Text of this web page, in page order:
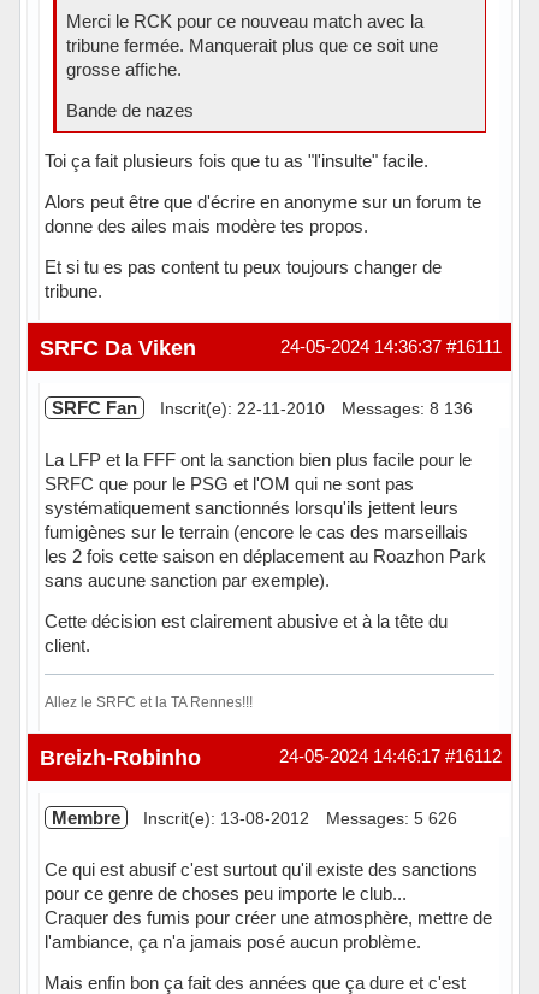
Merci le RCK pour ce nouveau match avec la
tribune fermée. Manquerait plus que ce soit une
grosse affiche.
Bande de nazes
Toi ça fait plusieurs fois que tu as "l'insulte" facile.
Alors peut être que d'écrire en anonyme sur un forum te
donne des ailes mais modère tes propos.
Et si tu es pas content tu peux toujours changer de
tribune.
Hors ligne #16111
24-05-2024 14:36:37
SRFC Da Viken
SRFC Fan Inscrit(e): 22-11-2010 Messages: 8 136
La LFP et la FFF ont la sanction bien plus facile pour le
SRFC que pour le PSG et l'OM qui ne sont pas
systématiquement sanctionnés lorsqu'ils jettent leurs
fumigènes sur le terrain (encore le cas des marseillais
les 2 fois cette saison en déplacement au Roazhon Park
sans aucune sanction par exemple).
Cette décision est clairement abusive et à la tête du
client.
Allez le SRFC et la TA Rennes!!!
Hors ligne #16112
24-05-2024 14:46:17
Breizh-Robinho
Membre Inscrit(e): 13-08-2012 Messages: 5 626
Ce qui est abusif c'est surtout qu'il existe des sanctions
pour ce genre de choses peu importe le club...
Craquer des fumis pour créer une atmosphère, mettre de
l'ambiance, ça n'a jamais posé aucun problème.
Mais enfin bon ça fait des années que ça dure et c'est